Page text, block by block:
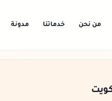
من نحن خدماتنا مدونة